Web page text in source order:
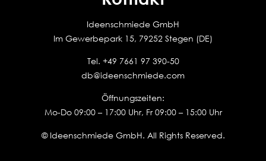
Ideenschmiede GmbH
Im Gewerbepark 15, 79252 Stegen (DE)
Tel. +49 7661 97 390-50
db@ideenschmiede.com
Öffnungszeiten:
Mo-Do 09:00 – 17:00 Uhr, Fr 09:00 – 15:00 Uhr
© Ideenschmiede GmbH. All Rights Reserved.